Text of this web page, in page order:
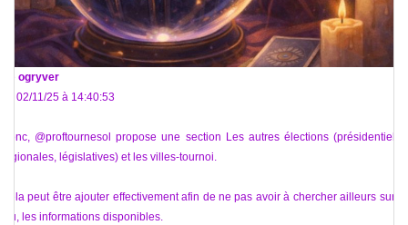
ogryver
Le 02/11/25 à 14:40:53
Donc, @proftournesol propose une section Les autres élections (présidentielle,
régionales, législatives) et les villes-tournoi.
Cela peut être ajouter effectivement afin de ne pas avoir à chercher ailleurs sur le
jeu, les informations disponibles.